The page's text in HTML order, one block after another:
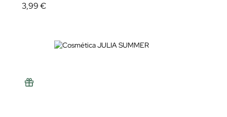
3,99 €